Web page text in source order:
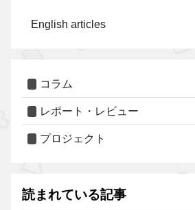
English articles
コラム
レポート・レビュー
プロジェクト
読まれている記事